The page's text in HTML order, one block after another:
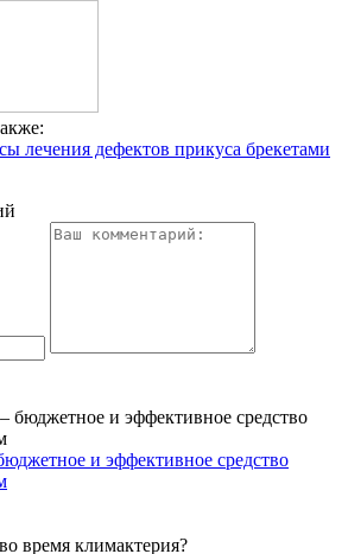
лечения дефектов прикуса брекетами
и эффективное средство